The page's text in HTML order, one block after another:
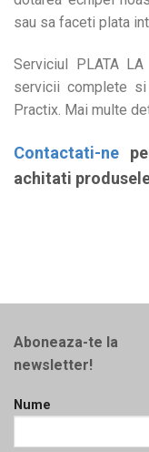
sau sa faceti plata
Serviciul PLATA
servicii complete
Practix. Mai multe
Contactati-ne
achitati
Aboneaza-te la
newsletter!
Nume